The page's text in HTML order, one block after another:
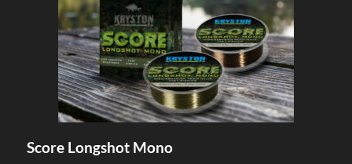
Deutsch
Score Longshot Mono